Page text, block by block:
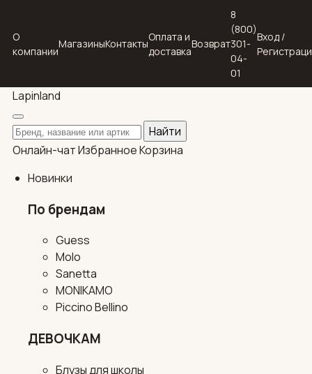
О
компании
МагазиныКонтакты
Оплата и
доставка
Возврат
8
(800)
301-
04-
01
Вход /
Lapinland
Поиск по каталогу
Найти
Онлайн-чатИзбранноеКорзина
Новинки
По брендам
Guess
Molo
Sanetta
MONIKAMO
Piccino Bellino
ДЕВОЧКАМ
Блузы для школы